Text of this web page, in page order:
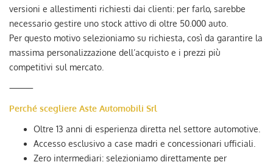
versioni e allestimenti richiesti dai clienti: per farlo, sarebbe
necessario gestire uno stock attivo di oltre 50.000 auto.
Per questo motivo selezioniamo su richiesta, così da garantire la
massima personalizzazione dell’acquisto e i prezzi più
competitivi sul mercato.
⸻
Perché scegliere Aste Automobili Srl
Oltre 13 anni di esperienza diretta nel settore automotive.
Accesso esclusivo a case madri e concessionari ufficiali.
Zero intermediari: selezioniamo direttamente per